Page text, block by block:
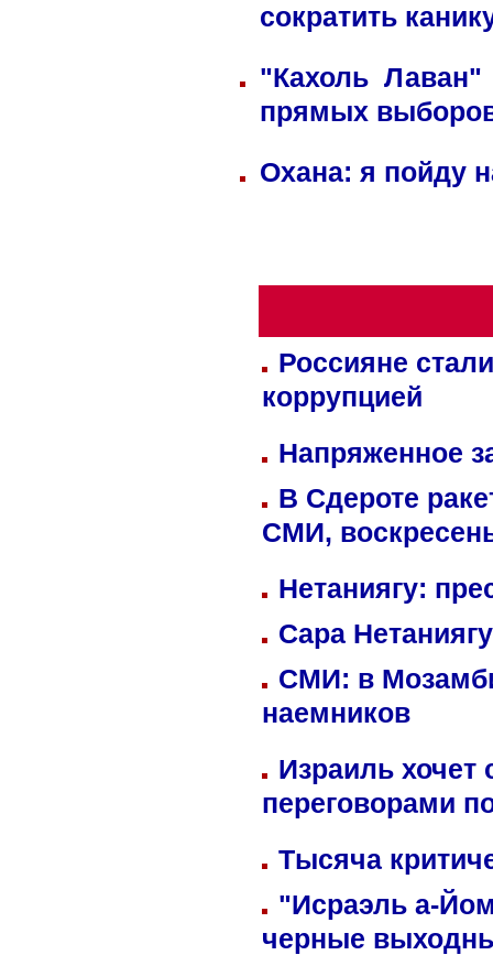
сократить
"Кахоль
прямых
Охана: я пойду
Россияне
коррупцией
Напряженное
В Сдероте
СМИ,
Нетаниягу:
Сара
СМИ: в
наемников
Израиль хочет
переговорами
Тысяча
"Исраэль а-
черные